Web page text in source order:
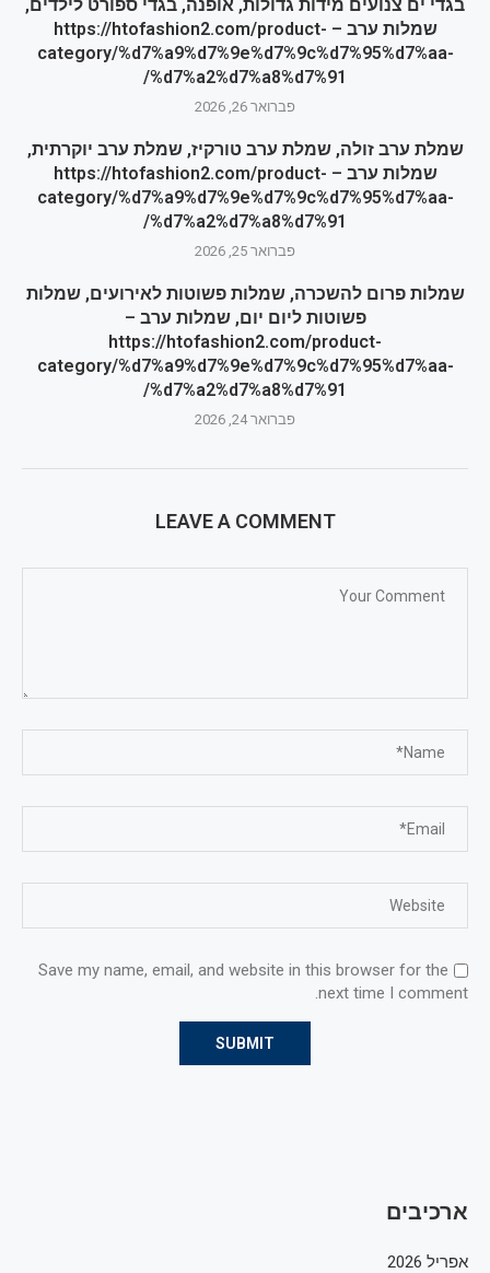
בגדי ים צנועים מידות גדולות, אופנה, בגדי ספורט לילדים,
שמלות ערב – https://htofashion2.com/product-
category/%d7%a9%d7%9e%d7%9c%d7%95%d7%aa-
%d7%a2%d7%a8%d7%91/
פברואר 26, 2026
שמלת ערב זולה, שמלת ערב טורקיז, שמלת ערב יוקרתית,
שמלות ערב – https://htofashion2.com/product-
category/%d7%a9%d7%9e%d7%9c%d7%95%d7%aa-
%d7%a2%d7%a8%d7%91/
פברואר 25, 2026
שמלות פרום להשכרה, שמלות פשוטות לאירועים, שמלות
פשוטות ליום יום, שמלות ערב –
https://htofashion2.com/product-
category/%d7%a9%d7%9e%d7%9c%d7%95%d7%aa-
%d7%a2%d7%a8%d7%91/
פברואר 24, 2026
LEAVE A COMMENT
Save my name, email, and website in this browser for the
next time I comment.
ארכיבים
אפריל 2026